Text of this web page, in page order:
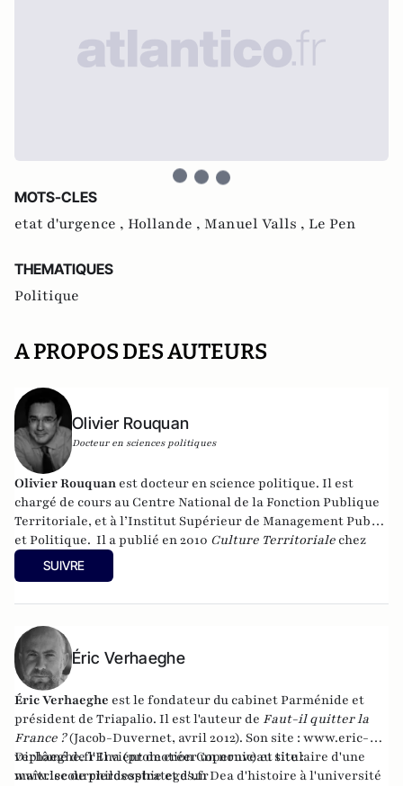
MOTS-CLES
etat d'urgence , Hollande , Manuel Valls , Le Pen
THEMATIQUES
Politique
A PROPOS DES AUTEURS
Olivier Rouquan
Docteur en sciences politiques
Olivier Rouquan est docteur en science politique. Il est
chargé de cours au Centre National de la Fonction Publique
Territoriale, et à l’Institut Supérieur de Management Public
et Politique. Il a publié en 2010 Culture Territoriale chez
Gualino Editeur,
politiques
, chez Gualino, septembre 2014
(Editions François Bourin) en 2017.
SUIVRE
Éric Verhaeghe
Éric Verhaeghe est le fondateur du cabinet Parménide et
président de Triapalio. Il est l'auteur de Faut-il quitter la
France ?(Jacob-Duvernet, avril 2012). Son site : www.eric-
verhaeghe.frIl vient de créer un nouveau site :
www.lecourrierdesstrateges.fr
Diplômé de l'Ena (promotion Copernic) et titulaire d'une
maîtrise de philosophie et d'un Dea d'histoire à l'université